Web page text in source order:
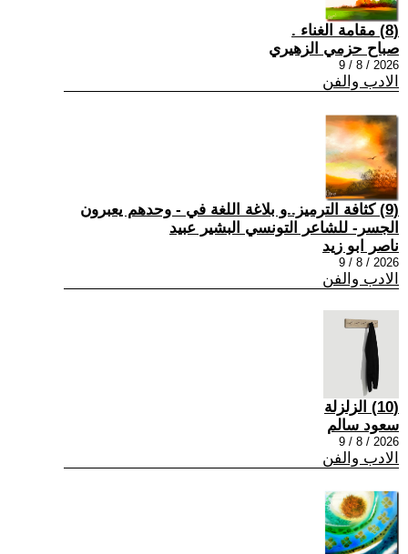
(8) مقامة الغناء .
صباح حزمي الزهيري
2026 / 8 / 9
الادب والفن
(9) كثافة الترميز..و بلاغة اللغة في - وحدهم يعبرون
الجسر- للشاعر التونسي البشير عبيد
ناصر ابو زيد
2026 / 8 / 9
الادب والفن
(10) الزلزلة
سعود سالم
2026 / 8 / 9
الادب والفن